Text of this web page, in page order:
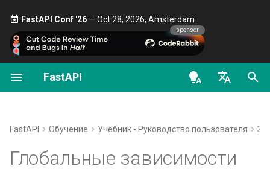
FastAPI Conf '26— Oct 28, 2026, Amsterdam 🎤
sponsor
FastAPI
de - Deutsch
Зависимости для групп
Безопасность — первые
Получить текущего
Потоковая передача
Расширенная
пути
OAuth2 scopes
О версиях FastAPI
Общее — Как сделать —
Миграция с Pydantic v1 на
FastAPI class OpenAPI docs
FastAPI People
Альтернативы, источники
История, проектирование и
FastAPI Обучение Учебник - Руководство пользователя
Глобальные зависимости